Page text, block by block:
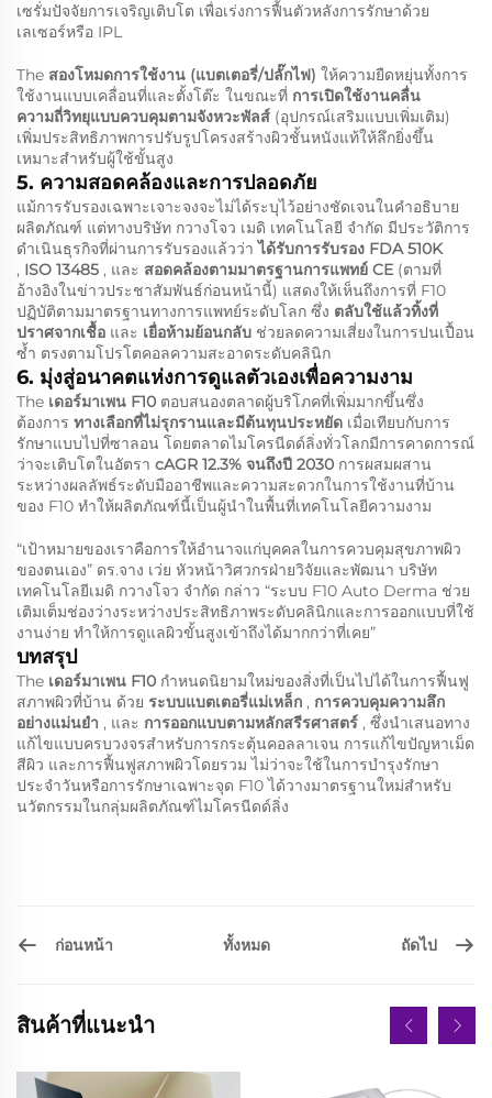
เซรั่มปัจจัยการเจริญเติบโต เพื่อเร่งการฟื้นตัวหลังการรักษาด้วย
เลเซอร์หรือ IPL
The สองโหมดการใช้งาน (แบตเตอรี่/ปลั๊กไฟ) ให้ความยืดหยุ่นทั้งการ
ใช้งานแบบเคลื่อนที่และตั้งโต๊ะ ในขณะที่ การเปิดใช้งานคลื่น
ความถี่วิทยุแบบควบคุมตามจังหวะพัลส์ (อุปกรณ์เสริมแบบเพิ่มเติม)
เพิ่มประสิทธิภาพการปรับรูปโครงสร้างผิวชั้นหนังแท้ให้ลึกยิ่งขึ้น
เหมาะสำหรับผู้ใช้ขั้นสูง
5. ความสอดคล้องและการปลอดภัย
แม้การรับรองเฉพาะเจาะจงจะไม่ได้ระบุไว้อย่างชัดเจนในคำอธิบาย
ผลิตภัณฑ์ แต่ทางบริษัท กวางโจว เมดิ เทคโนโลยี จำกัด มีประวัติการ
ดำเนินธุรกิจที่ผ่านการรับรองแล้วว่าได้รับการรับรอง FDA 510K
, ISO 13485 , และ สอดคล้องตามมาตรฐานการแพทย์ CE (ตามที่
อ้างอิงในข่าวประชาสัมพันธ์ก่อนหน้านี้) แสดงให้เห็นถึงการที่ F10
ปฏิบัติตามมาตรฐานทางการแพทย์ระดับโลก ซึ่ง ตลับใช้แล้วทิ้งที่
ปราศจากเชื้อ และ เยื่อห้ามย้อนกลับ ช่วยลดความเสี่ยงในการปนเปื้อน
ซ้ำ ตรงตามโปรโตคอลความสะอาดระดับคลินิก
6. มุ่งสู่อนาคตแห่งการดูแลตัวเองเพื่อความงาม
The เดอร์มาเพน F10 ตอบสนองตลาดผู้บริโภคที่เพิ่มมากขึ้นซึ่ง
ต้องการ ทางเลือกที่ไม่รุกรานและมีต้นทุนประหยัด เมื่อเทียบกับการ
รักษาแบบไปที่ซาลอน โดยตลาดไมโครนีดด์ลิ่งทั่วโลกมีการคาดการณ์
ว่าจะเติบโตในอัตรา cAGR 12.3% จนถึงปี 2030 การผสมผสาน
ระหว่างผลลัพธ์ระดับมืออาชีพและความสะดวกในการใช้งานที่บ้าน
ของ F10 ทำให้ผลิตภัณฑ์นี้เป็นผู้นำในพื้นที่เทคโนโลยีความงาม
“เป้าหมายของเราคือการให้อำนาจแก่บุคคลในการควบคุมสุขภาพผิว
ของตนเอง” ดร.จาง เว่ย หัวหน้าวิศวกรฝ่ายวิจัยและพัฒนา บริษัท
เทคโนโลยีเมดิ กวางโจว จำกัด กล่าว “ระบบ F10 Auto Derma ช่วย
เติมเต็มช่องว่างระหว่างประสิทธิภาพระดับคลินิกและการออกแบบที่ใช้
งานง่าย ทำให้การดูแลผิวขั้นสูงเข้าถึงได้มากกว่าที่เคย”
บทสรุป
The เดอร์มาเพน F10 กำหนดนิยามใหม่ของสิ่งที่เป็นไปได้ในการฟื้นฟู
สภาพผิวที่บ้าน ด้วย ระบบแบตเตอรี่แม่เหล็ก , การควบคุมความลึก
อย่างแม่นยำ , และ การออกแบบตามหลักสรีรศาสตร์ , ซึ่งนำเสนอทาง
แก้ไขแบบครบวงจรสำหรับการกระตุ้นคอลลาเจน การแก้ไขปัญหาเม็ด
สีผิว และการฟื้นฟูสภาพผิวโดยรวม ไม่ว่าจะใช้ในการบำรุงรักษา
ประจำวันหรือการรักษาเฉพาะจุด F10 ได้วางมาตรฐานใหม่สำหรับ
นวัตกรรมในกลุ่มผลิตภัณฑ์ไมโครนีดด์ลิ่ง
ก่อนหน้า ทั้งหมด ถัดไป
สินค้าที่แนะนำ